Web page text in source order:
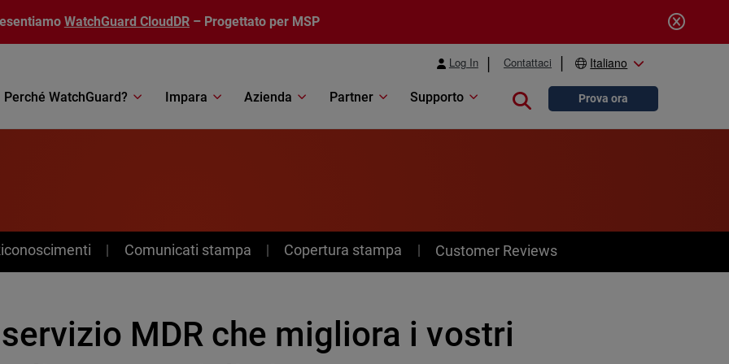
WatchGuard CloudDR – Progettato per MSP
Log In Contattaci Italiano
Perché WatchGuard? Impara Azienda Partner Supporto Close searchProva ora
Comunicati stampa Copertura stampa Customer Reviews
MDR che migliora i vostri